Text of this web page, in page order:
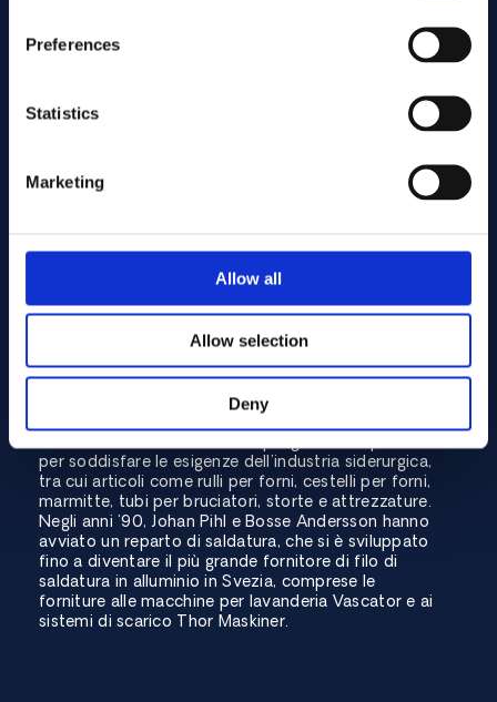
Preferences
Statistics
Marketing
Allow all
Allow selection
Deny
pezzi resistenti al calore nell'industria siderurgica.
HARALD PIHL aveva già stabilito contatti in Europa
per questi componenti, che hanno contribuito
all'espansione dell'azienda. Con la crescita
dell'attività, HARALD PIHL ha stabilito una stretta
collaborazione con Skultuna plåtverkstad per la
produzione di questi pezzi resistenti al calore in
per soddisfare le esigenze dell'industria siderurgica,
tra cui articoli come rulli per forni, cestelli per forni,
marmitte, tubi per bruciatori, storte e attrezzature.
Negli anni '90, Johan Pihl e Bosse Andersson hanno
avviato un reparto di saldatura, che si è sviluppato
fino a diventare il più grande fornitore di filo di
saldatura in alluminio in Svezia, comprese le
forniture alle macchine per lavanderia Vascator e ai
sistemi di scarico Thor Maskiner.